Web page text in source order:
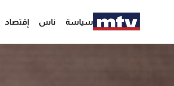
سياسة ناس إقتصاد